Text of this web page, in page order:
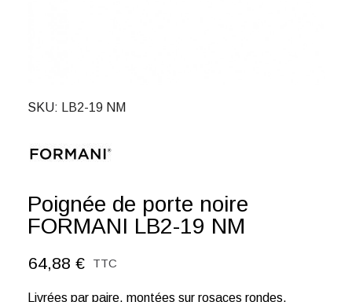
SKU LB2-19 NM
Poignée de porte noire
FORMANI LB2-19 NM
64,88 € TTC
Livrées par paire, montées sur rosaces rondes,